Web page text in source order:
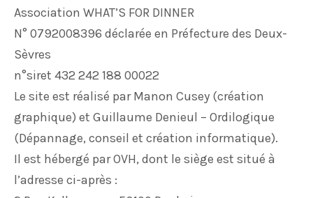
Association WHAT’S FOR DINNER
N° 0792008396 déclarée en Préfecture des Deux-
Sèvres
n°siret 432 242 188 00022
Le site est réalisé par Manon Cusey (création
graphique) et Guillaume Denieul – Ordilogique
(Dépannage, conseil et création informatique).
Il est hébergé par OVH, dont le siège est situé à
l’adresse ci-après :